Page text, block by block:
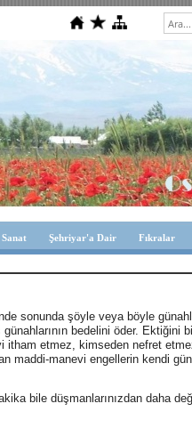
Sanat Şehriyar'a Dair Fıkralar
sonunda şöyle veya böyle
bedelini öder. Ektiğini
itham etmez, kimseden nefret
maddi-manevi engellerin kendi
bile düşmanlarınızdan daha